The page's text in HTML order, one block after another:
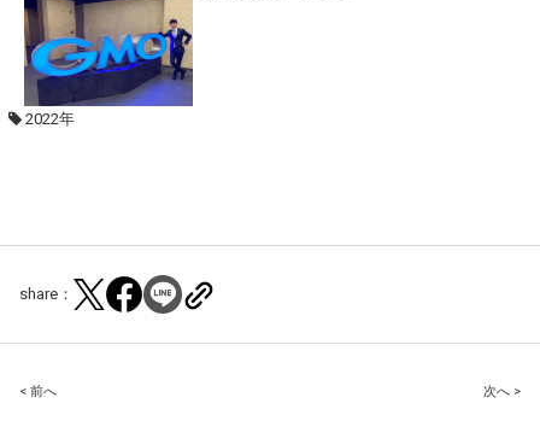
2022年
share：
Post
< 前へ 次へ >